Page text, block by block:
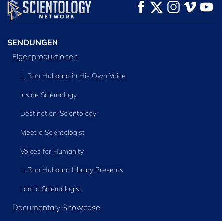
ANSEHEN
SERIE
ENTDECKEN
SENDUNGEN
Eigenproduktionen
L. Ron Hubbard in His Own Voice
Inside Scientology
Destination: Scientology
Meet a Scientologist
Voices for Humanity
L. Ron Hubbard Library Presents
I am a Scientologist
Documentary Showcase